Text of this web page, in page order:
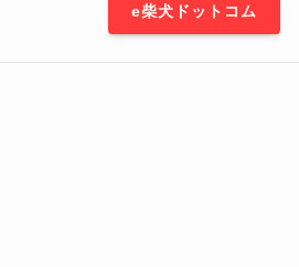
e柴犬ドットコム